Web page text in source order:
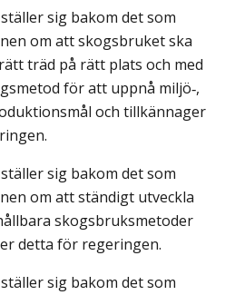
sig bakom det som
om att skogsbruket ska
träd på rätt plats och med
för att uppnå miljö‑,
och tillkännager
sig bakom det som
om att ständigt utveckla
skogsbruksmetoder
detta för regeringen.
sig bakom det som